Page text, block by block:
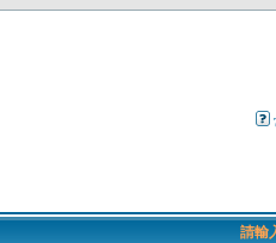
請輸